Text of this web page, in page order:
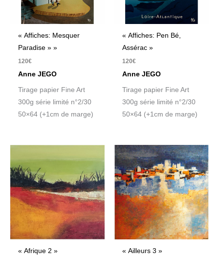
« Affiches: Mesquer
Paradise » »
120€
Anne JEGO
Tirage papier Fine Art
300g série limité n°2/30
50×64 (+1cm de marge)
« Affiches: Pen Bé,
Assérac »
120€
Anne JEGO
Tirage papier Fine Art
300g série limité n°2/30
50×64 (+1cm de marge)
« Afrique 2 » « Ailleurs 3 »